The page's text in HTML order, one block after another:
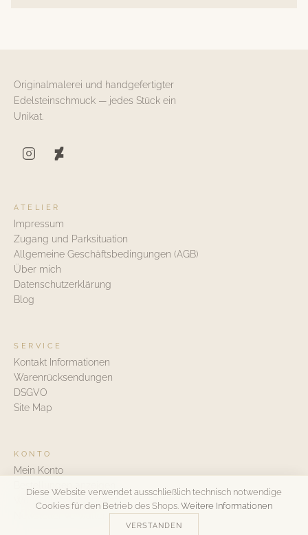
Originalmalerei und handgefertigter
Edelsteinschmuck — jedes Stück ein
Unikat.
ATELIER
Impressum
Zugang und Parksituation
Allgemeine Geschäftsbedingungen (AGB)
Über mich
Datenschutzerklärung
Blog
SERVICE
Kontakt Informationen
Warenrücksendungen
DSGVO
Site Map
KONTO
Mein Konto
Wunschliste bearbeiten
Diese Website verwendet ausschließlich technisch notwendige
Cookies für den Betrieb des Shops. Weitere Informationen
VERSTANDEN